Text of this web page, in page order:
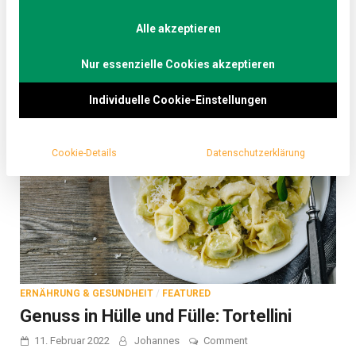
ERNÄHRUNG & GESUNDHEIT / FEATURED
Genuss in Hülle und Fülle: Tortellini
11. Februar 2022 Johannes Commenton
Alle akzeptieren
Nur essenzielle Cookies akzeptieren
Individuelle Cookie-Einstellungen
Cookie-Details Datenschutzerklärung